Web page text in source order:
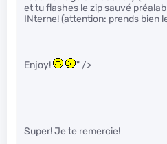
et tu flashes le zip sauvé
INterne! (attention: prends bien
Enjoy! " />
Super! Je te remercie!